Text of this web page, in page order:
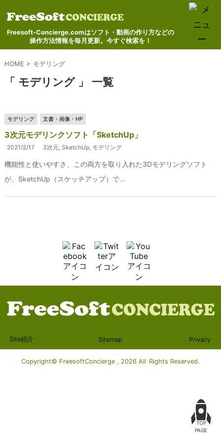
Freesoft-Concierge.comはソフト・動画の作り方などの
操作方法情報を毎月更新。今すぐ検索を！
HOME > モデリング
「 モデリング 」 一覧
モデリング 文書・画像・HP
3次元モデリンクソフト「SketchUp」
2021/2/17 3次元, SketchUp, モデリング
機能性と使いやすさ、この両方を取り入れた3Dモデリングソフト
が、SketchUp（スケッチアップ）で...
TOP
PAGE
Site紹介 Sitemap Privacy
Copyright© FreesoftConcierge , 2026 All Rights Reserved.